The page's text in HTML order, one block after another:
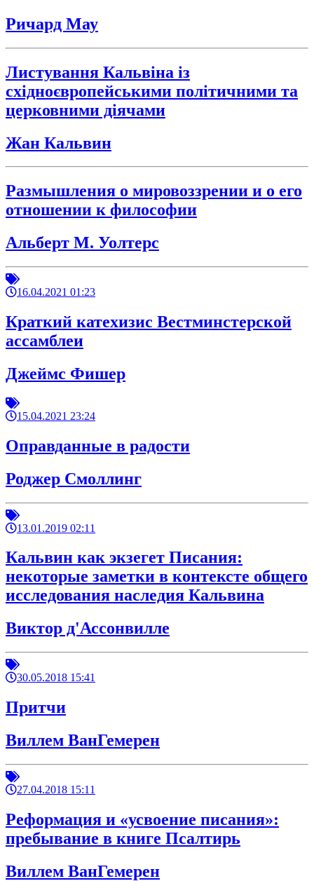
Ричард Мау
Листування Кальвіна із
східноєвропейськими політичними та
церковними діячами
Жан Кальвин
Размышления о мировоззрении и о его
отношении к философии
Альберт М. Уолтерс
16.04.2021 01:23
Краткий катехизис Вестминстерской
ассамблеи
Джеймс Фишер
15.04.2021 23:24
Оправданные в радости
Роджер Смоллинг
13.01.2019 02:11
Кальвин как экзегет Писания:
некоторые заметки в контексте общего
исследования наследия Кальвина
Виктор д'Ассонвилле
30.05.2018 15:41
Притчи
Виллем ВанГемерен
27.04.2018 15:11
Реформация и «усвоение писания»:
пребывание в книге Псалтирь
Виллем ВанГемерен